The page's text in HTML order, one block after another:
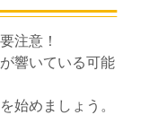
注意！
響いている可能
始めましょう。